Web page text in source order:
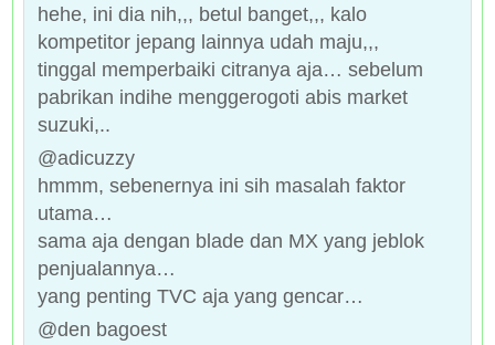
hehe, ini dia nih,,, betul banget,,, kalo
kompetitor jepang lainnya udah maju,,,
tinggal memperbaiki citranya aja… sebelum
pabrikan indihe menggerogoti abis market
suzuki,..
@adicuzzy
hmmm, sebenernya ini sih masalah faktor
utama…
sama aja dengan blade dan MX yang jeblok
penjualannya…
yang penting TVC aja yang gencar…
@den bagoest